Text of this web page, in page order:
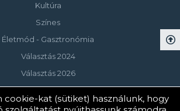
Kultúra
Színes
Életmód - Gasztronómia
Választás 2024
Választás 2026
2023 Keszthelyi Televízió
kat (sütiket) használunk, hogy